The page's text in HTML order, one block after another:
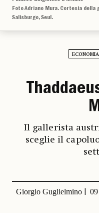
Foto Adriano Mura. Cortesia della
Salisburgo, Seul.
ECONOMIA
Il gallerista
sceglie il
Giorgio Guglielmino